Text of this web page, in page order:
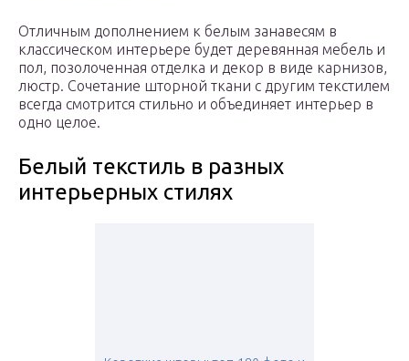
Отличным дополнением к белым занавесям в
классическом интерьере будет деревянная мебель и
пол, позолоченная отделка и декор в виде карнизов,
люстр. Сочетание шторной ткани с другим текстилем
всегда смотрится стильно и объединяет интерьер в
одно целое.
Белый текстиль в разных
интерьерных стилях